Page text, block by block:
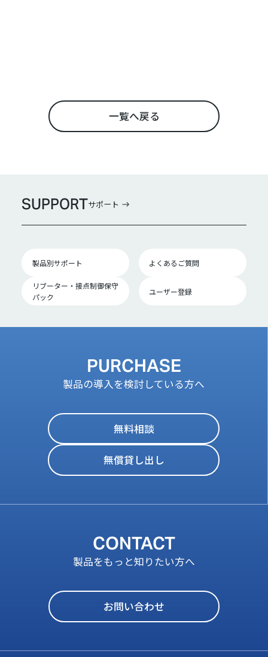
一覧へ戻る
SUPPORTサポート
製品別サポート よくあるご質問
リブーター・接点制御保守
パック
ユーザー登録
PURCHASE
製品の導入を検討している方へ
無料相談
無償貸し出し
CONTACT
製品をもっと知りたい方へ
お問い合わせ